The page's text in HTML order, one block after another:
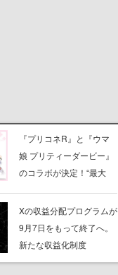
『プリコネR』と『ウマ
娘 プリティーダービー』
のコラボが決定！“最大
ンペーンなども発表
Xの収益分配プログラムが
9月7日をもって終了へ。
新たな収益化制度
「Original Content